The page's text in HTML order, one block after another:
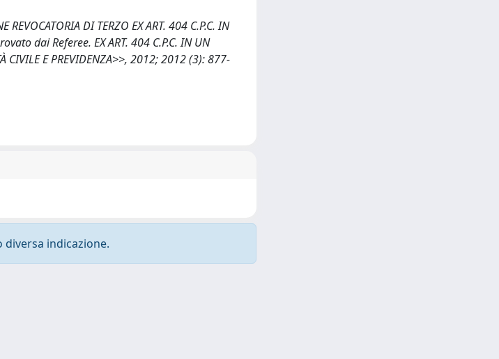
DI TERZO EX ART. 404 C.P.C. IN
dai Referee. EX ART. 404 C.P.C. IN UN
CIVILE E PREVIDENZA>>, 2012; 2012 (3): 877-
indicazione.